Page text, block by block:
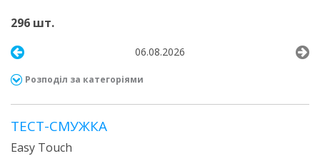
296 шт.
06.08.2026
Розподіл за категоріями
ТЕСТ-СМУЖКА
Easy Touch